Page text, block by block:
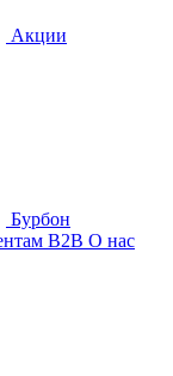
Акции
Бурбон
B2B О нас